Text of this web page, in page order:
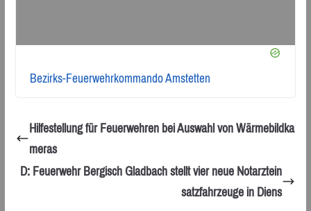
Bezirks-Feuerwehrkommando Amstetten
Hilfestellung für Feuerwehren bei Auswahl von Wärmebildka
meras
D: Feuerwehr Bergisch Gladbach stellt vier neue Notarztein
satzfahrzeuge in Diens